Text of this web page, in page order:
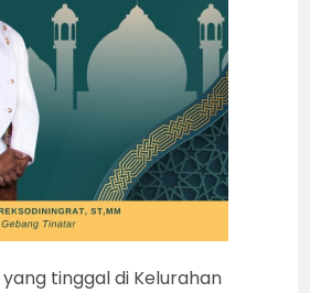
tinggal di Kelurahan